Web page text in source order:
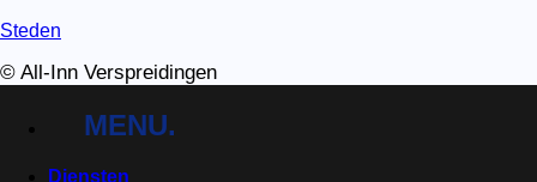
Steden
© All-Inn Verspreidingen
MENU.
Diensten